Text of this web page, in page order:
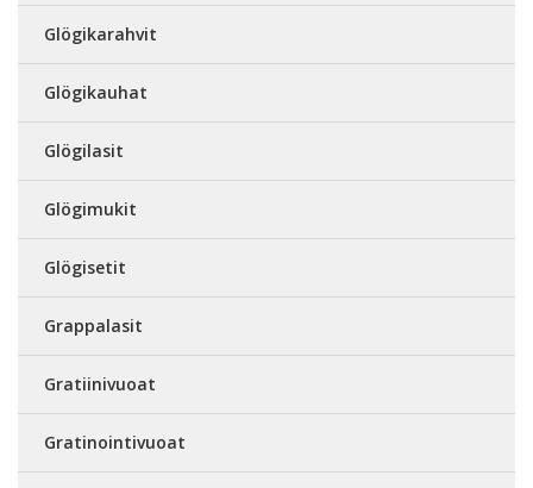
Glögikarahvit
Glögikauhat
Glögilasit
Glögimukit
Glögisetit
Grappalasit
Gratiinivuoat
Gratinointivuoat